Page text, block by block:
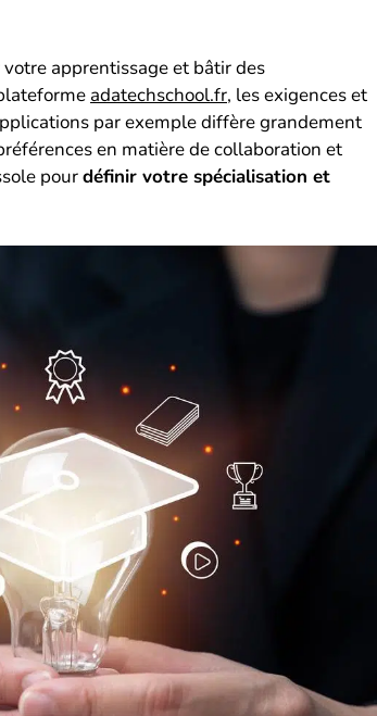
apprentissage et bâtir des
adatechschool.fr, les exigences et
par exemple diffère grandement
en matière de collaboration et
pourdéfinir votre spécialisation et